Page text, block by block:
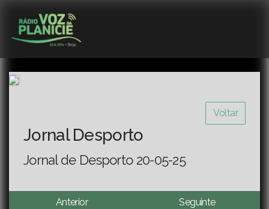
Voltar
Jornal Desporto
Jornal de Desporto 20-05-25
Anterior Seguinte